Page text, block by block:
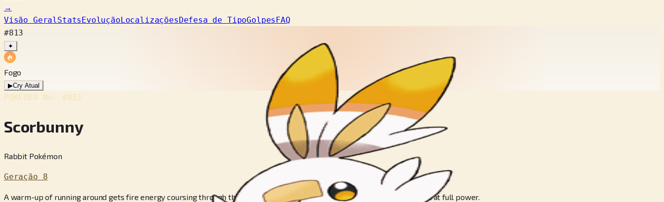
→
Visão GeralStatsEvoluçãoLocalizaçõesDefesa de TipoGolpesFAQ
#813
✦
Fogo
▶Cry Atual
POKÉDEX No. #813
Scorbunny
Rabbit Pokémon
Geração 8
A warm-up of running around gets fire energy coursing through this Pokémon’s body. Once that happens, it’s ready to fight at full power.